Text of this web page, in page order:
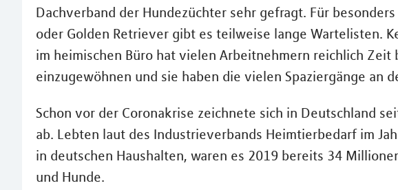
Dachverband der Hundezüchter sehr gefragt. Für
oder Golden Retriever gibt es teilweise lange Wartelisten.
im heimischen Büro hat vielen Arbeitnehmern reichlich
einzugewöhnen und sie haben die vielen Spaziergänge an
Schon vor der Coronakrise zeichnete sich in Deutschland
ab. Lebten laut des Industrieverbands Heimtierbedarf im
in deutschen Haushalten, waren es 2019 bereits 34
und Hunde.